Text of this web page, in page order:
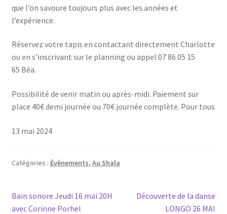
que l’on savoure tou­jours plus avec les années et
l’expérience.
Réser­vez votre tapis en contac­tant direc­te­ment Char­lotte
ou en s’ins­cri­vant sur le plan­ning ou appel 07 86 05 15
65 Béa.
Pos­si­bi­li­té de venir matin ou après-midi. Paie­ment sur
place 40€ demi jour­née ou 70€ jour­née com­plète. Pour tous
13 mai 2024
Catégories : Évènements, Au Shala
Navigation
Article
précédent :
Bain sonore Jeudi 16 mai 20H
avec Corinne Porhel
Article
Découverte de la danse
LONGO 26 MAI